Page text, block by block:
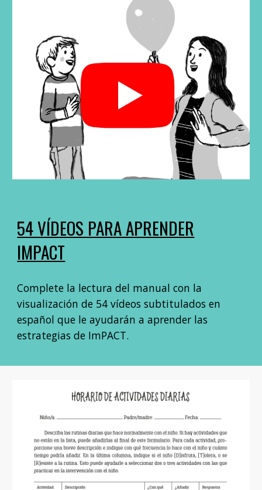
54 VÍDEOS PARA APRENDER
IMPACT
Complete la lectura del manual con la
visualización de 54 vídeos subtitulados en
español que le ayudarán a aprender las
estrategias de ImPACT.